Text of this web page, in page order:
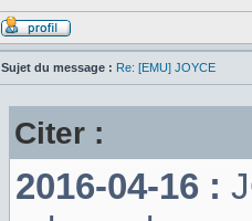
Sujet du message : Re: [EMU] JOYCE
Citer :
2016-04-16 :